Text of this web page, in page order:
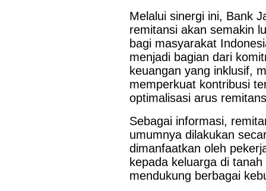
Melalui sinergi ini, Bank
remitansi akan semakin
bagi masyarakat
menjadi bagian dari
keuangan yang inklusif,
memperkuat kontribusi
optimalisasi arus
Sebagai informasi,
umumnya dilakukan
dimanfaatkan oleh
kepada keluarga di
mendukung berbagai